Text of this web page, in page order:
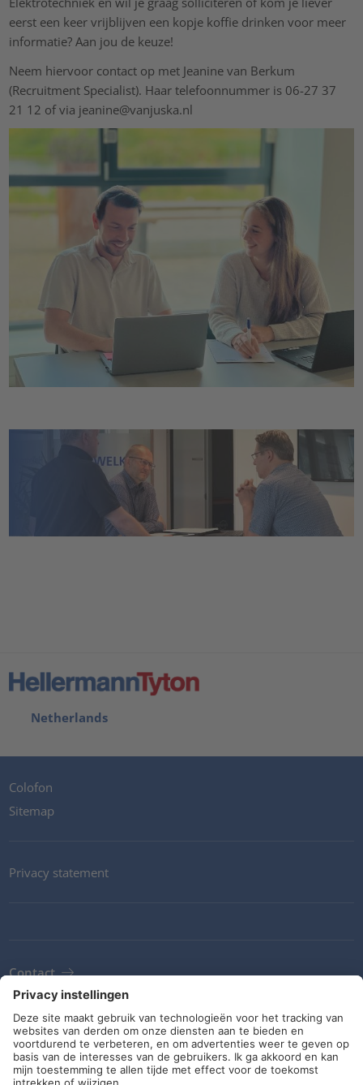
eerst een keer vrijblijven een kopje koffie drinken voor meer
informatie? Aan jou de keuze!
Neem hiervoor contact op met Jeanine van Berkum
(Recruitment Specialist). Haar telefoonnummer is 06-27 37
21 12 of via jeanine@vanjuska.nl
Netherlands
Colofon
Sitemap
Privacy statement
Contact
Newsletter
ALV